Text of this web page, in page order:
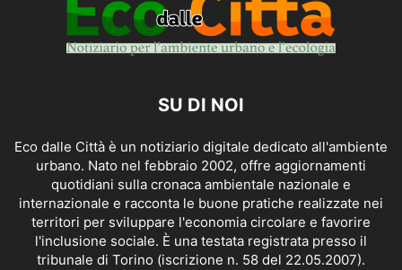
SU DI NOI
Eco dalle Città è un notiziario digitale dedicato all'ambiente
urbano. Nato nel febbraio 2002, offre aggiornamenti
quotidiani sulla cronaca ambientale nazionale e
internazionale e racconta le buone pratiche realizzate nei
territori per sviluppare l'economia circolare e favorire
l'inclusione sociale. È una testata registrata presso il
tribunale di Torino (iscrizione n. 58 del 22.05.2007).